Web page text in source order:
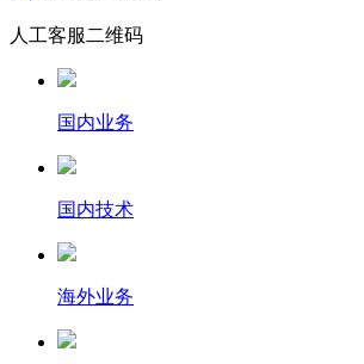
人工客服二维码
国内业务
国内技术
海外业务